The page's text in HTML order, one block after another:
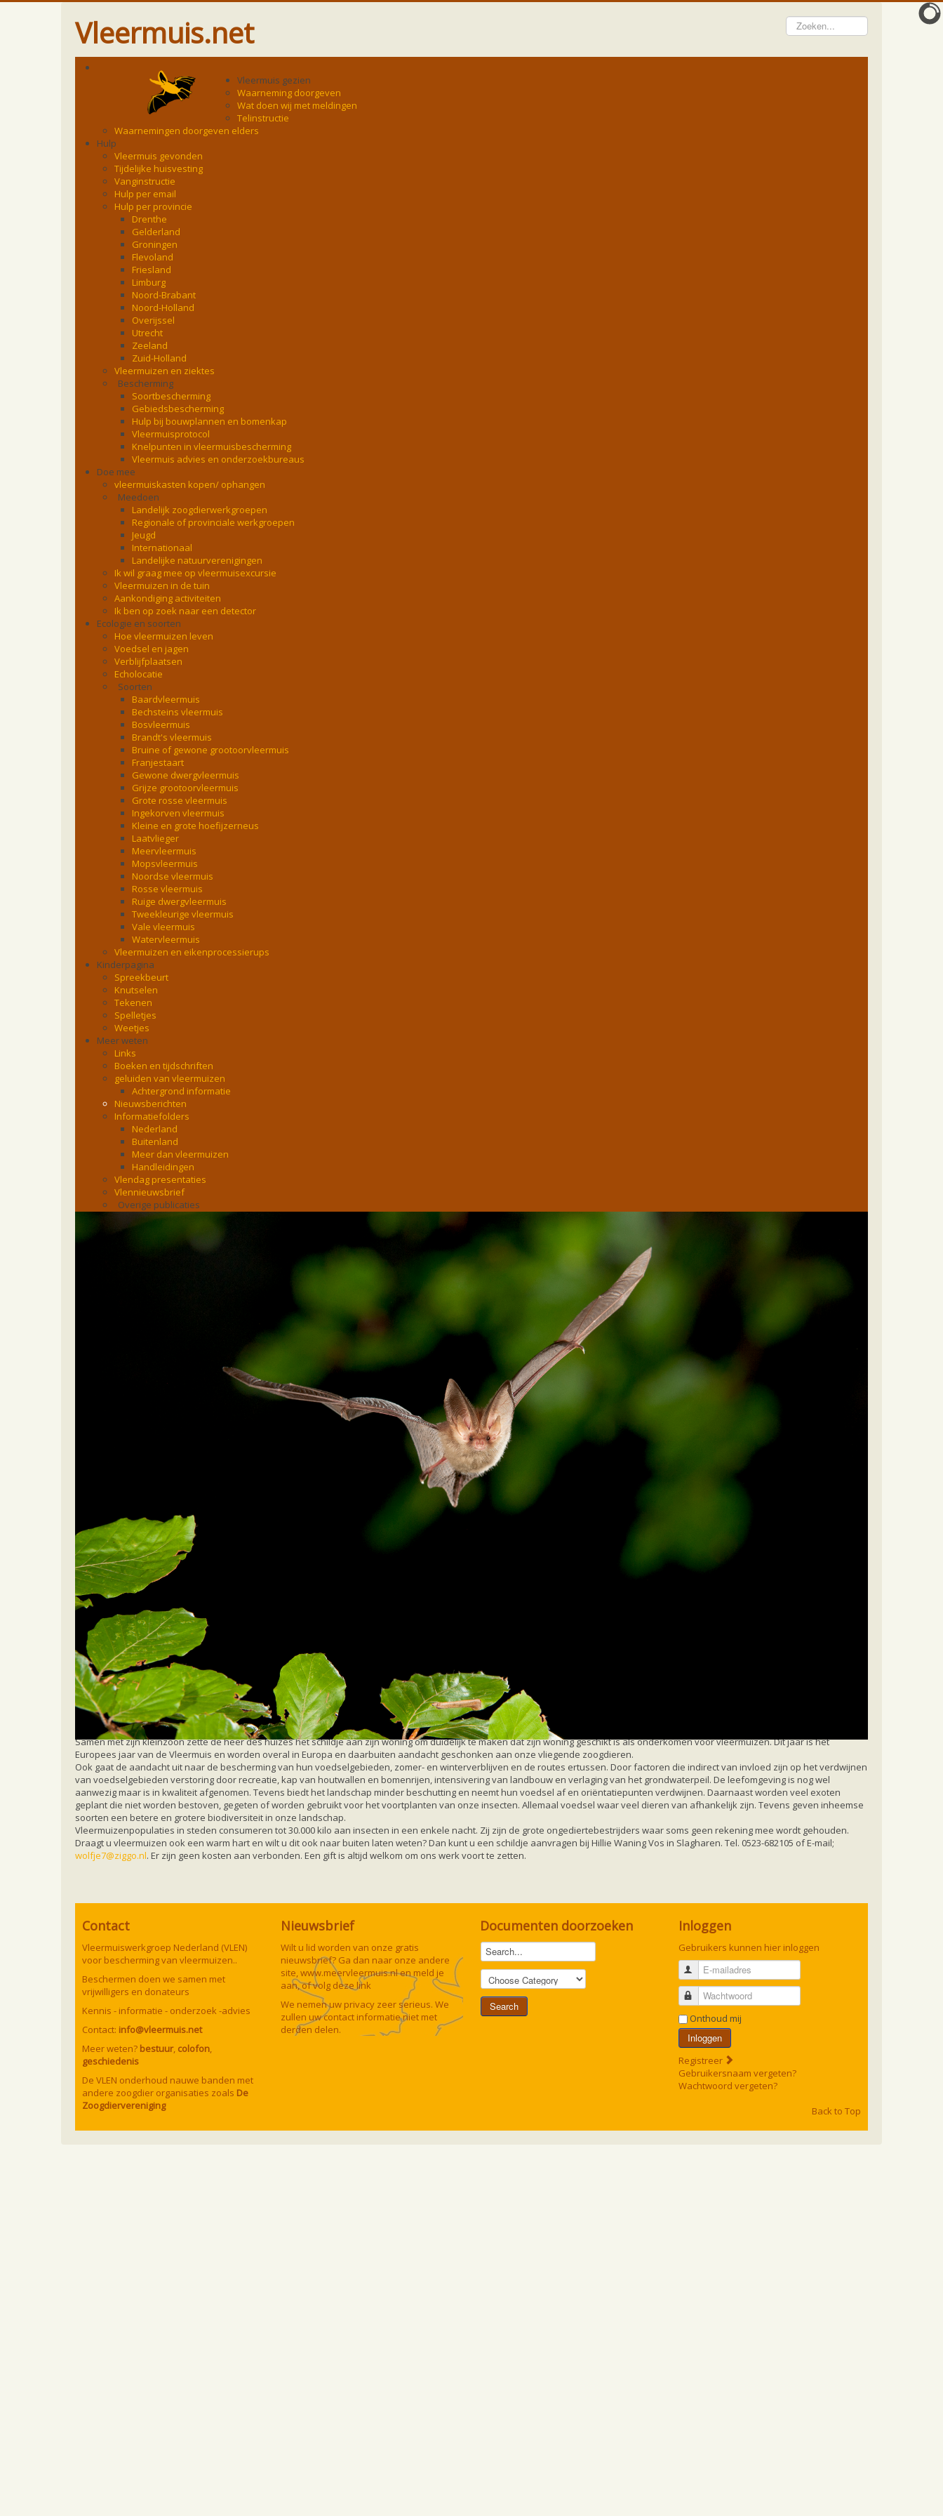
Vleermuis.net
Vleermuis gezien
Waarneming doorgeven
Wat doen wij met meldingen
Telinstructie
Waarnemingen doorgeven elders
Hulp
Vleermuis gevonden
Tijdelijke huisvesting
Vanginstructie
Hulp per email
Hulp per provincie
Drenthe
Gelderland
Groningen
Flevoland
Friesland
Limburg
Noord-Brabant
Noord-Holland
Overijssel
Utrecht
Zeeland
Zuid-Holland
Vleermuizen en ziektes
Bescherming
Soortbescherming
Gebiedsbescherming
Hulp bij bouwplannen en bomenkap
Vleermuisprotocol
Knelpunten in vleermuisbescherming
Vleermuis advies en onderzoekbureaus
Doe mee
vleermuiskasten kopen/ ophangen
Meedoen
Landelijk zoogdierwerkgroepen
Regionale of provinciale werkgroepen
Jeugd
Internationaal
Landelijke natuurverenigingen
Ik wil graag mee op vleermuisexcursie
Vleermuizen in de tuin
Aankondiging activiteiten
Ik ben op zoek naar een detector
Ecologie en soorten
Hoe vleermuizen leven
Voedsel en jagen
Verblijfplaatsen
Echolocatie
Soorten
Baardvleermuis
Bechsteins vleermuis
Bosvleermuis
Brandt's vleermuis
Bruine of gewone grootoorvleermuis
Franjestaart
Gewone dwergvleermuis
Grijze grootoorvleermuis
Grote rosse vleermuis
Ingekorven vleermuis
Kleine en grote hoefijzerneus
Laatvlieger
Meervleermuis
Mopsvleermuis
Noordse vleermuis
Rosse vleermuis
Ruige dwergvleermuis
Tweekleurige vleermuis
Vale vleermuis
Watervleermuis
Vleermuizen en eikenprocessierups
Kinderpagina
Spreekbeurt
Knutselen
Tekenen
Spelletjes
Weetjes
Meer weten
Links
Boeken en tijdschriften
geluiden van vleermuizen
Achtergrond informatie
Nieuwsberichten
Informatiefolders
Nederland
Buitenland
Meer dan vleermuizen
Handleidingen
Vlendag presentaties
Vlennieuwsbrief
Overige publicaties
zoonose info (rabies, corona, etc)
rapporten
Home Meer weten Vleermuisvriendelijk object schildje in Sibculo uitgereikt
Vleermuisvriendelijk object schildje in Sibculo uitgereikt
Afgelopen week kon de familie Knaken uit Sibculo hun vleermuisvriendelijk object schildje aan hun woning bevestigen.
Samen met zijn kleinzoon zette de heer des huizes het schildje aan zijn woning om duidelijk te maken dat zijn woning geschikt is als onderkomen voor vleermuizen. Dit jaar is het
Europees jaar van de Vleermuis en worden overal in Europa en daarbuiten aandacht geschonken aan onze vliegende zoogdieren.
Ook gaat de aandacht uit naar de bescherming van hun voedselgebieden, zomer- en winterverblijven en de routes ertussen. Door factoren die indirect van invloed zijn op het verdwijnen
van voedselgebieden verstoring door recreatie, kap van houtwallen en bomenrijen, intensivering van landbouw en verlaging van het grondwaterpeil. De leefomgeving is nog wel
aanwezig maar is in kwaliteit afgenomen. Tevens biedt het landschap minder beschutting en neemt hun voedsel af en oriëntatiepunten verdwijnen. Daarnaast worden veel exoten
geplant die niet worden bestoven, gegeten of worden gebruikt voor het voortplanten van onze insecten. Allemaal voedsel waar veel dieren van afhankelijk zijn. Tevens geven inheemse
soorten een betere en grotere biodiversiteit in onze landschap.
Vleermuizenpopulaties in steden consumeren tot 30.000 kilo aan insecten in een enkele nacht. Zij zijn de grote ongediertebestrijders waar soms geen rekening mee wordt gehouden.
Draagt u vleermuizen ook een warm hart en wilt u dit ook naar buiten laten weten? Dan kunt u een schildje aanvragen bij Hillie Waning Vos in Slagharen. Tel. 0523-682105 of E-mail;
wolfje7@ziggo.nl. Er zijn geen kosten aan verbonden. Een gift is altijd welkom om ons werk voort te zetten.
Contact
Vleermuiswerkgroep Nederland (VLEN)
voor bescherming van vleermuizen..
Beschermen doen we samen met
vrijwilligers en donateurs
Kennis - informatie - onderzoek -advies
Contact: info@vleermuis.net
Meer weten? bestuur, colofon,
geschiedenis
De VLEN onderhoud nauwe banden met
andere zoogdier organisaties zoals De
Zoogdiervereniging
Nieuwsbrief
Wilt u lid worden van onze gratis
nieuwsbrief? Ga dan naar onze andere
site,www.meervleermuis.nlen meld je
aan, of volg dezelink
We nemen uw privacy zeer serieus. We
zullen uw contact informatie niet met
derden delen.
Documenten doorzoeken Inloggen
Gebruikers kunnen hier inloggen
E-mailadres
Wachtwoord
Onthoud mij
Inloggen
Registreer
Gebruikersnaam vergeten?
Wachtwoord vergeten?
Back to Top